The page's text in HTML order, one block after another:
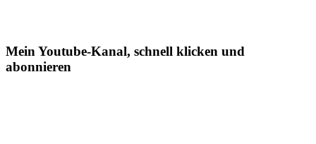
Mein Youtube-Kanal, schnell klicken und
abonnieren